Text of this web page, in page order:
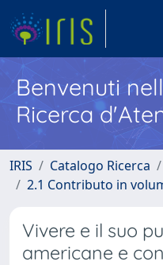
Benvenuti
Ricerca
IRIS Catalogo Ricerca
2.1 Contributo in
Vivere e il suo
americane e